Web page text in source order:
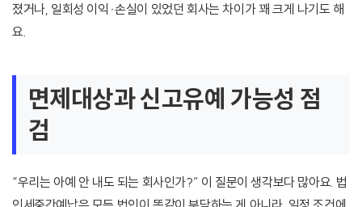
졌거나, 일회성 이익·손실이 있었던 회사는 차이가 꽤 크게 나기도 해
요.
면제대상과 신고유예 가능성 점
검
“우리는 아예 안 내도 되는 회사인가?” 이 질문이 생각보다 많아요. 법